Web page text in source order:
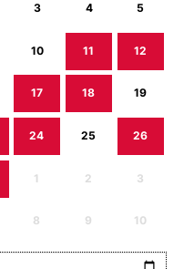
3 4 5
10 11 12
17 18 19
24 25 26
1 2 3
8 9 10